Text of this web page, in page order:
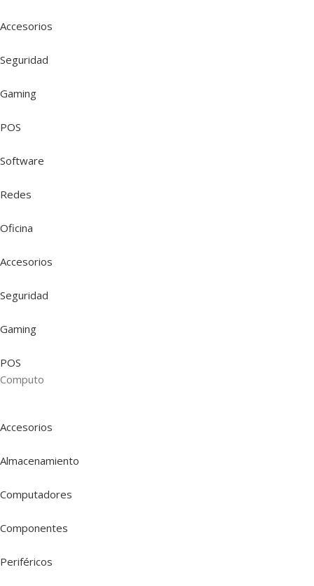
Accesorios
Seguridad
Gaming
POS
Software
Redes
Oficina
Accesorios
Seguridad
Gaming
POS
Computo
Accesorios
Almacenamiento
Computadores
Componentes
Periféricos